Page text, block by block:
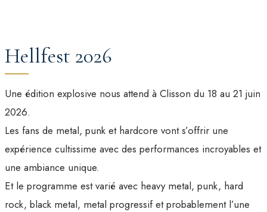
Hellfest 2026
Une édition explosive nous attend à Clisson du 18 au 21 juin
2026.
Les fans de metal, punk et hardcore vont s’offrir une
expérience cultissime avec des performances incroyables et
une ambiance unique.
Et le programme est varié avec heavy metal, punk, hard
rock, black metal, metal progressif et probablement l’une